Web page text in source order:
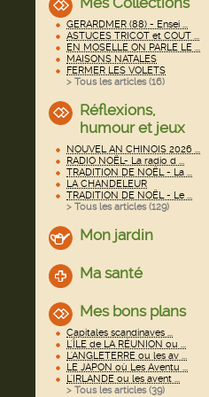
GERARDMER (88) - Ensei ...
ASTUCES TRICOT et COUT ...
EN MOSELLE ON PARLE LE ...
MAISONS NATALES
FERMER LES VOLETS
> Tous les articles (16)
Réflexions,
humour et jeux
NOUVEL AN CHINOIS 2026 ...
RADIO NOËL- La radio d ...
TRADITION DE NOËL - La ...
LA CHANDELEUR
TRADITION DE NOËL - Le ...
> Tous les articles (129)
Mon jardin
Ma santé
Mes bons plans
Capitales scandinaves ...
L'ÎLE de LA RÉUNION ou ...
L'ANGLETERRE ou les av ...
LE JAPON où Les Aventu ...
L'IRLANDE ou les avent ...
> Tous les articles (39)